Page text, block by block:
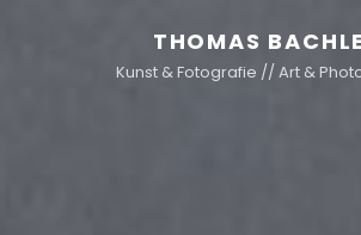
THOMAS
Kunst & Fotografie // Art &